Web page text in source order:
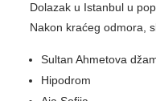
Dolazak u Istanbul u
Nakon kraćeg odmora,
Sultan Ahmetova
Hipodrom